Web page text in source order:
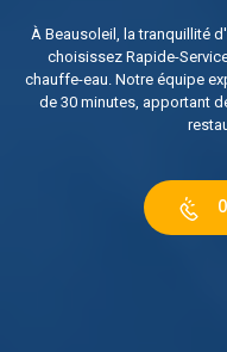
À Beausoleil, la tranquillité
choisissez Rapide-
chauffe-eau. Notre équipe
de 30 minutes, apportant